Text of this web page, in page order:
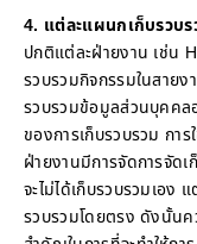
4. แต่ละแผนกเก็บรวบ
ปกติแต่ละฝ่ายงาน เช่น
รวบรวมกิจกรรมในสาย
รวบรวมข้อมูลส่วนบุคคล
ของการเก็บรวบรวม กา
ฝ่ายงานมีการจัดการจัด
จะไม่ได้เก็บรวบรวมเอ
รวบรวมโดยตรง ดังนั้น